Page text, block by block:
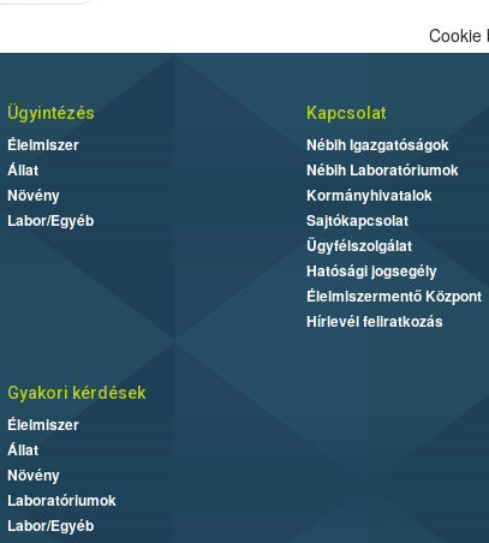
Cookie
Ügyintézés
Élelmiszer
Állat
Növény
Labor/Egyéb
Kapcsolat
Nébih Igazgatóságok
Nébih Laboratóriumok
Kormányhivatalok
Sajtókapcsolat
Ügyfélszolgálat
Hatósági jogsegély
Élelmiszermentő Központ
Hírlevél feliratkozás
Gyakori kérdések
Élelmiszer
Állat
Növény
Laboratóriumok
Labor/Egyéb